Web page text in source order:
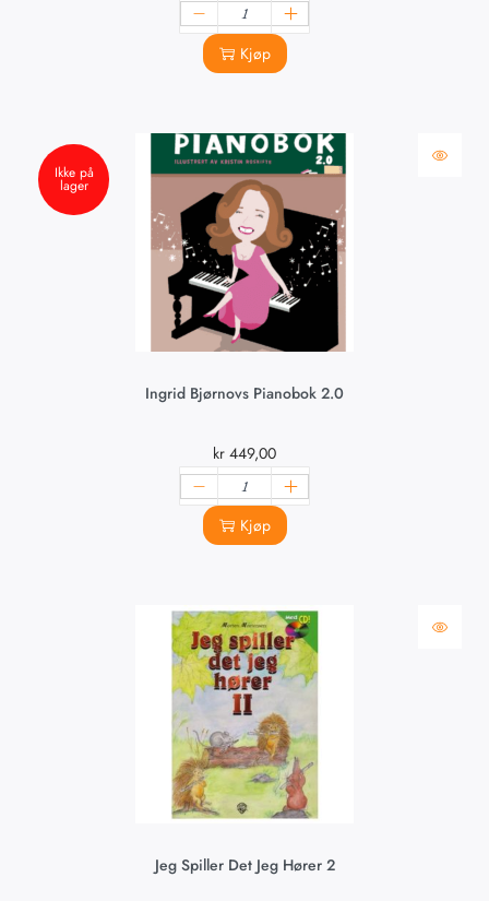
Kjøp
Ikke på
lager
Ingrid Bjørnovs Pianobok 2.0
kr 449,00
Kjøp
Jeg Spiller Det Jeg Hører 2